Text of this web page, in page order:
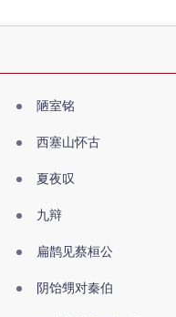
陋室铭
西塞山怀古
夏夜叹
九辩
扁鹊见蔡桓公
阴饴甥对秦伯